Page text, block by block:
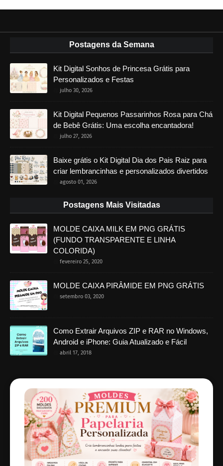
Postagens da Semana
Kit Digital Sonhos de Princesa Grátis para
Personalizados e Festas
julho 30, 2026
Kit Digital Pequenos Passarinhos Rosa para Chá
de Bebê Grátis: Uma escolha encantadora!
julho 27, 2026
Baixe grátis o Kit Digital Dia dos Pais Raiz para
criar lembrancinhas e personalizados divertidos
agosto 01, 2026
Postagens Mais Visitadas
MOLDE CAIXA MILK EM PNG GRÁTIS
(FUNDO TRANSPARENTE E LINHA
COLORIDA)
fevereiro 25, 2020
MOLDE CAIXA PIRÂMIDE EM PNG GRÁTIS
setembro 03, 2020
Como Extrair Arquivos ZIP e RAR no Windows,
Android e iPhone: Guia Atualizado e Fácil
abril 17, 2018